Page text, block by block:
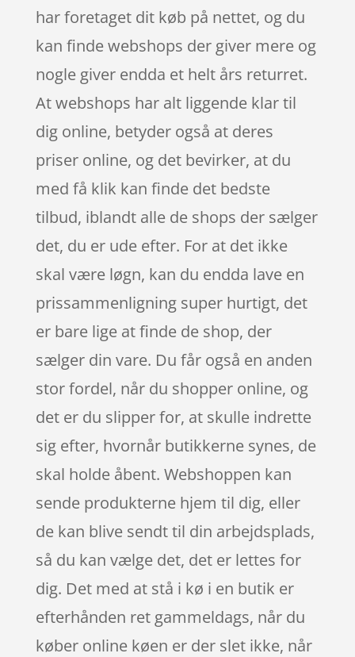
har foretaget dit køb på nettet, og du
kan finde webshops der giver mere og
nogle giver endda et helt års returret.
At webshops har alt liggende klar til
dig online, betyder også at deres
priser online, og det bevirker, at du
med få klik kan finde det bedste
tilbud, iblandt alle de shops der sælger
det, du er ude efter. For at det ikke
skal være løgn, kan du endda lave en
prissammenligning super hurtigt, det
er bare lige at finde de shop, der
sælger din vare. Du får også en anden
stor fordel, når du shopper online, og
det er du slipper for, at skulle indrette
sig efter, hvornår butikkerne synes, de
skal holde åbent. Webshoppen kan
sende produkterne hjem til dig, eller
de kan blive sendt til din arbejdsplads,
så du kan vælge det, det er lettes for
dig. Det med at stå i kø i en butik er
efterhånden ret gammeldags, når du
køber online køen er der slet ikke, når